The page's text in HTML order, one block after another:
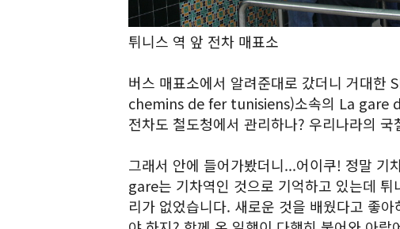
튀니스 역 앞 전차 매표소
버스 매표소에서 알려준대로 갔더니 거대
chemins de fer tunisiens)소속의 La gare
전차도 철도청에서 관리하나? 우리나라의
그래서 안에 들어가봤더니...어이쿠! 정말 기
gare는 기차역인 것으로 기억하고 있는데
리가 없었습니다. 새로운 것을 배웠다고 좋